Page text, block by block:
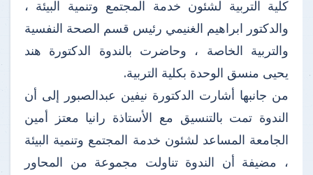
كلية التربية لشئون خدمة المجتمع وتنمية البيئة ،
والدكتور ابراهيم الغنيمي رئيس قسم الصحة النفسية
والتربية الخاصة ، وحاضرت بالندوة الدكتورة هند
يحيى منسق الوحدة بكلية التربية.
من جانبها أشارت الدكتورة نيفين عبدالصبور إلى أن
الندوة تمت بالتنسيق مع الأستاذة رانيا معتز أمين
الجامعة المساعد لشئون خدمة المجتمع وتنمية البيئة
، مضيفة أن الندوة تناولت مجموعة من المحاور